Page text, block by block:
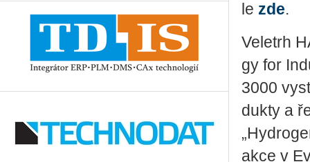
le zde.
Ve­letrh
gy for
3000
duk­ty a
akce v